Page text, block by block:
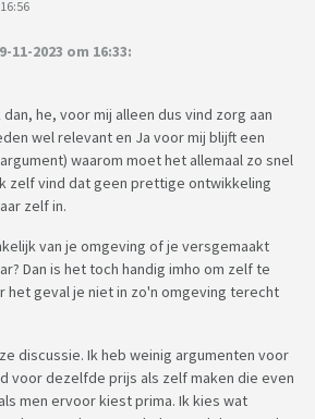
11-2023 om 16:33:
he, voor mij alleen dus vind zorg aan
wel relevant en Ja voor mij blijft een
waarom moet het allemaal zo snel
zelf vind dat geen prettige ontwikkeling
zelf in.
van je omgeving of je versgemaakt
Dan is het toch handig imho om zelf te
het geval je niet in zo'n omgeving terecht
discussie. Ik heb weinig argumenten voor
voor dezelfde prijs als zelf maken die even
men ervoor kiest prima. Ik kies wat